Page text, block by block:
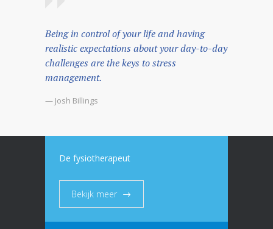
Being in control of your life and having
realistic expectations about your day-to-day
challenges are the keys to stress
management.
— Josh Billings
De fysiotherapeut
Bekijk meer